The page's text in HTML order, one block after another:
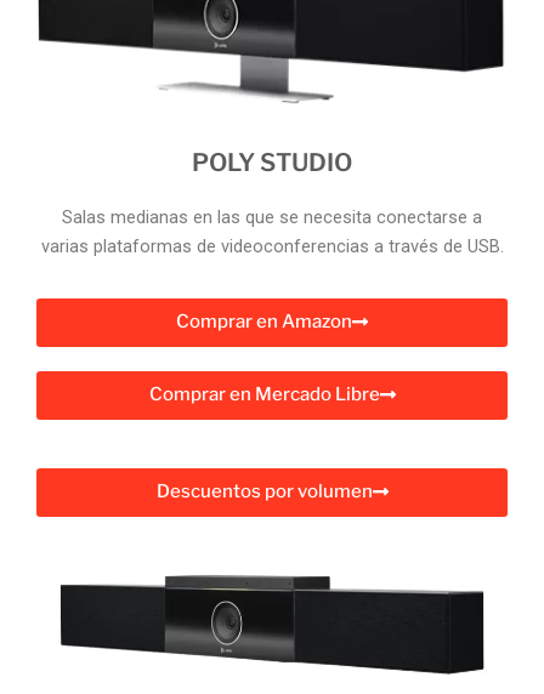
POLY STUDIO
Salas medianas en las que se necesita conectarse a
varias plataformas de videoconferencias a través de USB.
Comprar en Amazon
Comprar en Mercado Libre
Descuentos por volumen